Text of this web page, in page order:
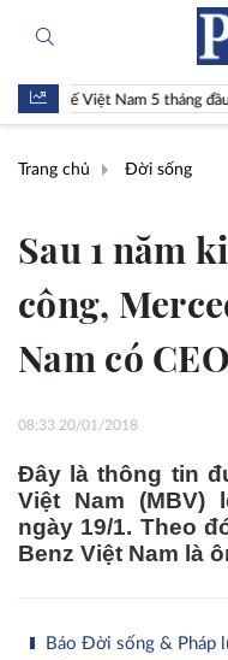
tế Việt Nam 5 tháng đầu năm
Trang chủ Đời sống
Sau 1 năm
công,
Nam có
08:33 20/01/2018
Đây là thông tin
Việt Nam (MBV)
ngày 19/1. Theo
Benz Việt Nam là
Báo Đời sống & Pháp